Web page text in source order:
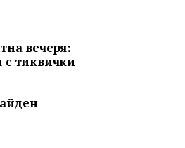
вечеря:
с тиквички